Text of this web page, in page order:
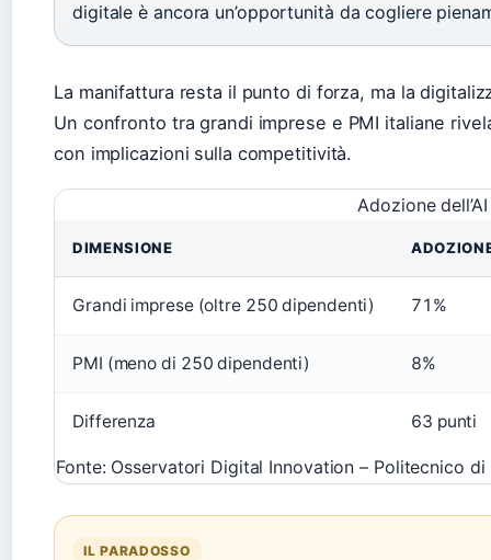
digitale è ancora un’opportunità da cogliere
La manifattura resta il punto di forza, ma la
Un confronto tra grandi imprese e PMI italiane
con implicazioni sulla competitività.
Adozione
DIMENSIONE
Grandi imprese (oltre 250 dipendenti) 71%
PMI (meno di 250 dipendenti) 8%
Differenza 63 punti
Fonte: Osservatori Digital Innovation – Politecnico
IL PARADOSSO